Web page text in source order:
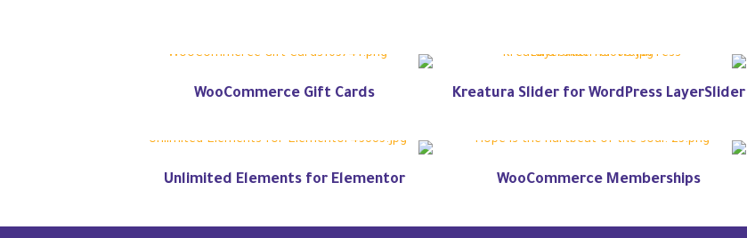
Kreatura Slider for WordPress LayerSlider
WooCommerce Gift Cards
WooCommerce Memberships
Unlimited Elements for Elementor